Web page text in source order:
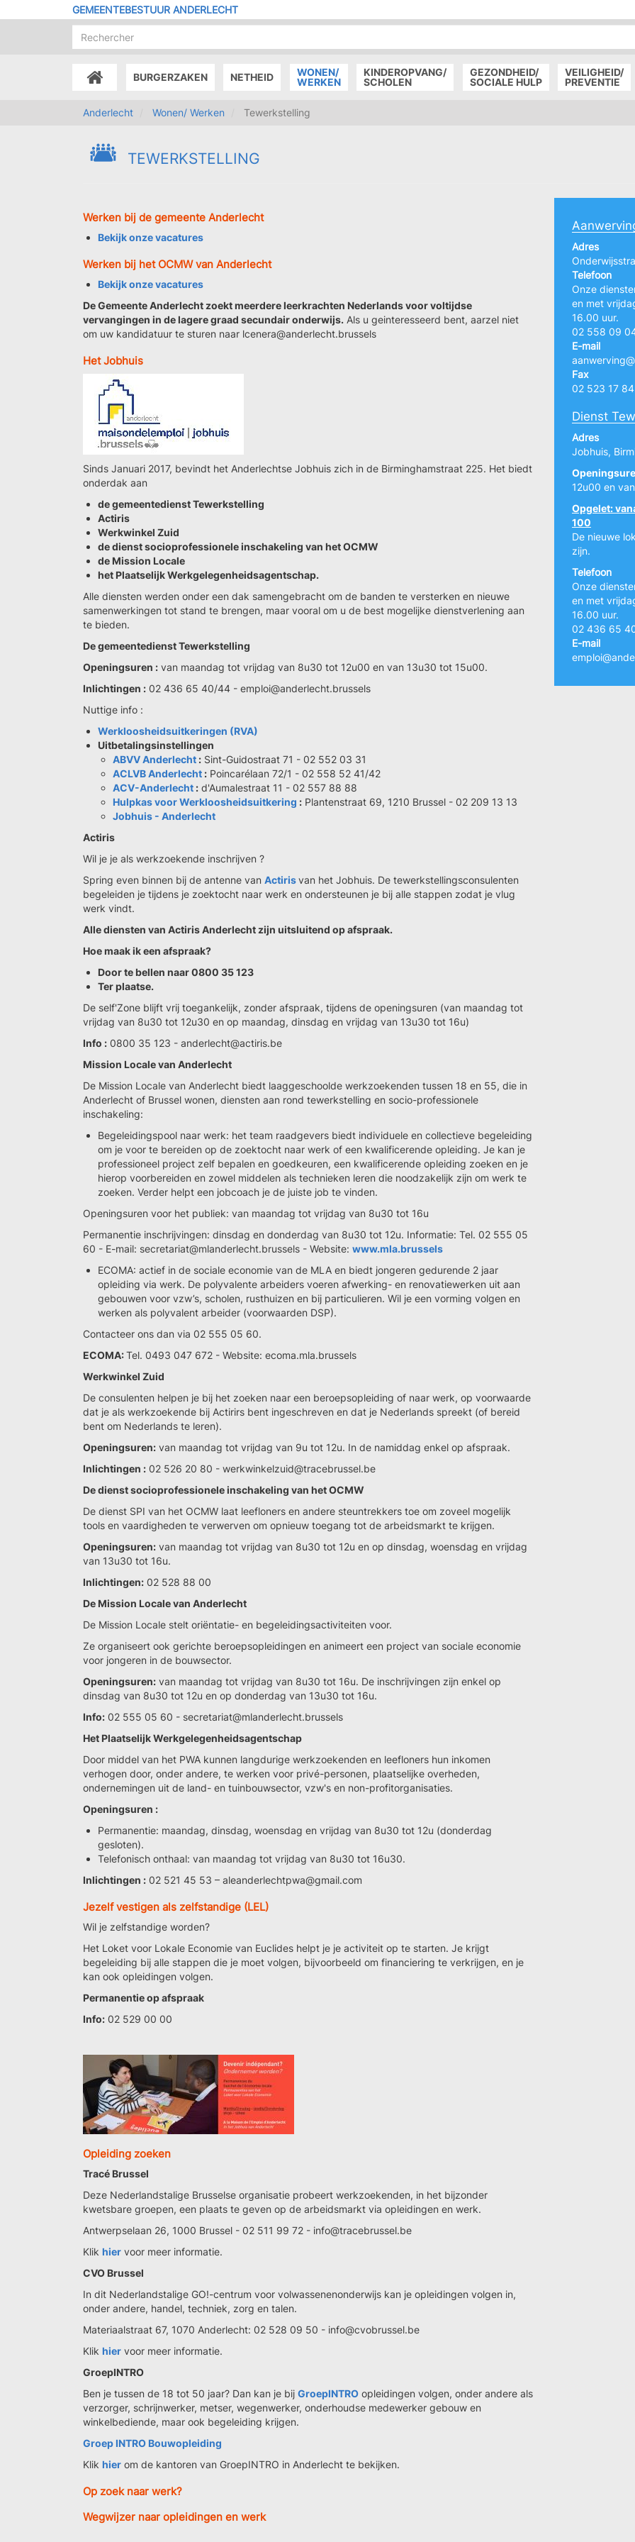
en
GEMEENTEBESTUUR ANDERLECHT
ACCUEILBURGERZAKEN NETHEID
WONEN/
WERKEN
KINDEROPVANG/
SCHOLEN
GEZONDHEID/
SOCIALE HULP
VEILIGHEID/
PREVENTIE
Anderlecht Wonen/ Werken Tewerkstelling
TEWERKSTELLING
Adres
Telefoon
Onze
en met
16.00 uur.
02 558 09
E-mail
Fax
02 523 17 84
Dienst
Adres
Jobhuis,
12u00 en
Opgelet:
100
De nieuwe
zijn.
Telefoon
Onze
en met
16.00 uur.
02 436 65
E-mail
Werken bij de gemeente Anderlecht
Bekijk onze vacatures
Werken bij het OCMW van Anderlecht
Bekijk onze vacatures
De Gemeente Anderlecht zoekt meerdere leerkrachten Nederlands voor voltijdse
vervangingen in de lagere graad secundair onderwijs. Als u geinteresseerd bent, aarzel niet
om uw kandidatuur te sturen naar lcenera@anderlecht.brussels
Het Jobhuis
Sinds Januari 2017, bevindt het Anderlechtse Jobhuis zich in de Birminghamstraat 225. Het biedt
onderdak aan
de gemeentedienst Tewerkstelling
Actiris
Werkwinkel Zuid
de dienst socioprofessionele inschakeling van het OCMW
de Mission Locale
het Plaatselijk Werkgelegenheidsagentschap.
Alle diensten werden onder een dak samengebracht om de banden te versterken en nieuwe
samenwerkingen tot stand te brengen, maar vooral om u de best mogelijke dienstverlening aan
te bieden.
De gemeentedienst Tewerkstelling
Openingsuren : van maandag tot vrijdag van 8u30 tot 12u00 en van 13u30 tot 15u00.
Inlichtingen : 02 436 65 40/44 - emploi@anderlecht.brussels
Nuttige info :
Werkloosheidsuitkeringen (RVA)
Uitbetalingsinstellingen
ABVV Anderlecht : Sint-Guidostraat 71 - 02 552 03 31
ACLVB Anderlecht : Poincarélaan 72/1 - 02 558 52 41/42
ACV-Anderlecht : d'Aumalestraat 11 - 02 557 88 88
Hulpkas voor Werkloosheidsuitkering : Plantenstraat 69, 1210 Brussel - 02 209 13 13
Jobhuis - Anderlecht
Actiris
Wil je je als werkzoekende inschrijven ?
Spring even binnen bij de antenne van Actirisvan het Jobhuis. De tewerkstellingsconsulenten
begeleiden je tijdens je zoektocht naar werk en ondersteunen je bij alle stappen zodat je vlug
werk vindt.
Alle diensten van Actiris Anderlecht zijn uitsluitend op afspraak.
Hoe maak ik een afspraak?
Door te bellen naar 0800 35 123
Ter plaatse.
De self'Zone blijft vrij toegankelijk, zonder afspraak, tijdens de openingsuren (van maandag tot
vrijdag van 8u30 tot 12u30 en op maandag, dinsdag en vrijdag van 13u30 tot 16u)
Info : 0800 35 123 - anderlecht@actiris.be
Mission Locale van Anderlecht
De Mission Locale van Anderlecht biedt laaggeschoolde werkzoekenden tussen 18 en 55, die in
Anderlecht of Brussel wonen, diensten aan rond tewerkstelling en socio-professionele
inschakeling:
Begeleidingspool naar werk: het team raadgevers biedt individuele en collectieve begeleiding
om je voor te bereiden op de zoektocht naar werk of een kwalificerende opleiding. Je kan je
professioneel project zelf bepalen en goedkeuren, een kwalificerende opleiding zoeken en je
hierop voorbereiden en zowel middelen als technieken leren die noodzakelijk zijn om werk te
zoeken. Verder helpt een jobcoach je de juiste job te vinden.
Openingsuren voor het publiek: van maandag tot vrijdag van 8u30 tot 16u
Permanentie inschrijvingen: dinsdag en donderdag van 8u30 tot 12u. Informatie: Tel. 02 555 05
60 - E-mail: secretariat@mlanderlecht.brussels - Website: www.mla.brussels
ECOMA: actief in de sociale economie van de MLA en biedt jongeren gedurende 2 jaar
opleiding via werk. De polyvalente arbeiders voeren afwerking- en renovatiewerken uit aan
gebouwen voor vzw’s, scholen, rusthuizen en bij particulieren. Wil je een vorming volgen en
werken als polyvalent arbeider (voorwaarden DSP).
Contacteer ons dan via 02 555 05 60.
ECOMA:Tel. 0493 047 672 - Website: ecoma.mla.brussels
Werkwinkel Zuid
De consulenten helpen je bij het zoeken naar een beroepsopleiding of naar werk, op voorwaarde
dat je als werkzoekende bij Actirirs bent ingeschreven en dat je Nederlands spreekt (of bereid
bent om Nederlands te leren).
Openingsuren: van maandag tot vrijdag van 9u tot 12u. In de namiddag enkel op afspraak.
Inlichtingen : 02 526 20 80 - werkwinkelzuid@tracebrussel.be
De dienst socioprofessionele inschakeling van het OCMW
De dienst SPI van het OCMW laat leefloners en andere steuntrekkers toe om zoveel mogelijk
tools en vaardigheden te verwerven om opnieuw toegang tot de arbeidsmarkt te krijgen.
Openingsuren: van maandag tot vrijdag van 8u30 tot 12u en op dinsdag, woensdag en vrijdag
van 13u30 tot 16u.
Inlichtingen: 02 528 88 00
De Mission Locale van Anderlecht
De Mission Locale stelt oriëntatie- en begeleidingsactiviteiten voor.
Ze organiseert ook gerichte beroepsopleidingen en animeert een project van sociale economie
voor jongeren in de bouwsector.
Openingsuren: van maandag tot vrijdag van 8u30 tot 16u. De inschrijvingen zijn enkel op
dinsdag van 8u30 tot 12u en op donderdag van 13u30 tot 16u.
Info: 02 555 05 60 - secretariat@mlanderlecht.brussels
Het Plaatselijk Werkgelegenheidsagentschap
Door middel van het PWA kunnen langdurige werkzoekenden en leefloners hun inkomen
verhogen door, onder andere, te werken voor privé-personen, plaatselijke overheden,
ondernemingen uit de land- en tuinbouwsector, vzw's en non-profitorganisaties.
Openingsuren :
Permanentie: maandag, dinsdag, woensdag en vrijdag van 8u30 tot 12u (donderdag
gesloten).
Telefonisch onthaal: van maandag tot vrijdag van 8u30 tot 16u30.
Inlichtingen : 02 521 45 53 – aleanderlechtpwa@gmail.com
Jezelf vestigen als zelfstandige (LEL)
Wil je zelfstandige worden?
Het Loket voor Lokale Economie van Euclides helpt je je activiteit op te starten. Je krijgt
begeleiding bij alle stappen die je moet volgen, bijvoorbeeld om financiering te verkrijgen, en je
kan ook opleidingen volgen.
Permanentie op afspraak
Info: 02 529 00 00
Opleiding zoeken
Tracé Brussel
Deze Nederlandstalige Brusselse organisatie probeert werkzoekenden, in het bijzonder
kwetsbare groepen, een plaats te geven op de arbeidsmarkt via opleidingen en werk.
Antwerpselaan 26, 1000 Brussel - 02 511 99 72 - info@tracebrussel.be
Klik hier voor meer informatie.
CVO Brussel
In dit Nederlandstalige GO!-centrum voor volwassenenonderwijs kan je opleidingen volgen in,
onder andere, handel, techniek, zorg en talen.
Materiaalstraat 67, 1070 Anderlecht: 02 528 09 50 - info@cvobrussel.be
Klik hier voor meer informatie.
GroepINTRO
Ben je tussen de 18 tot 50 jaar? Dan kan je bij GroepINTRO opleidingen volgen, onder andere als
verzorger, schrijnwerker, metser, wegenwerker, onderhoudse medewerker gebouw en
winkelbediende, maar ook begeleiding krijgen.
Groep INTRO Bouwopleiding
Klik hier om de kantoren van GroepINTRO in Anderlecht te bekijken.
Op zoek naar werk?
Wegwijzer naar opleidingen en werk